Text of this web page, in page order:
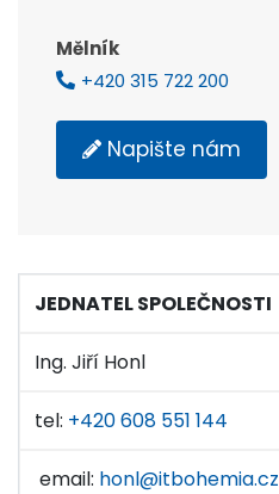
Mělník
+420 315 722 200
Napište nám
JEDNATEL SPOLEČNOSTI
Ing. Jiří Honl
tel: +420 608 551 144
email: honl@itbohemia.cz